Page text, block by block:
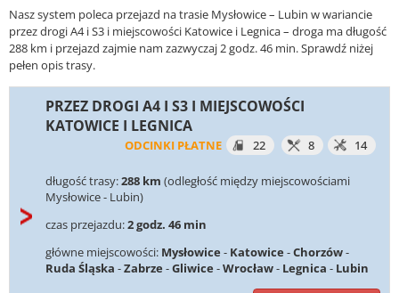
Nasz system poleca przejazd na trasie Mysłowice – Lubin w wariancie
przez drogi A4 i S3 i miejscowości Katowice i Legnica – droga ma długość
288 km i przejazd zajmie nam zazwyczaj 2 godz. 46 min. Sprawdź niżej
pełen opis trasy.
PRZEZ DROGI A4 I S3 I MIEJSCOWOŚCI
KATOWICE I LEGNICA
ODCINKI PŁATNE 22 8 14
długość trasy:288 km (odległość między miejscowościami
Mysłowice - Lubin)
czas przejazdu:2 godz. 46 min
główne miejscowości: Mysłowice - Katowice -Chorzów-
Ruda Śląska -Zabrze -Gliwice -Wrocław- Legnica - Lubin